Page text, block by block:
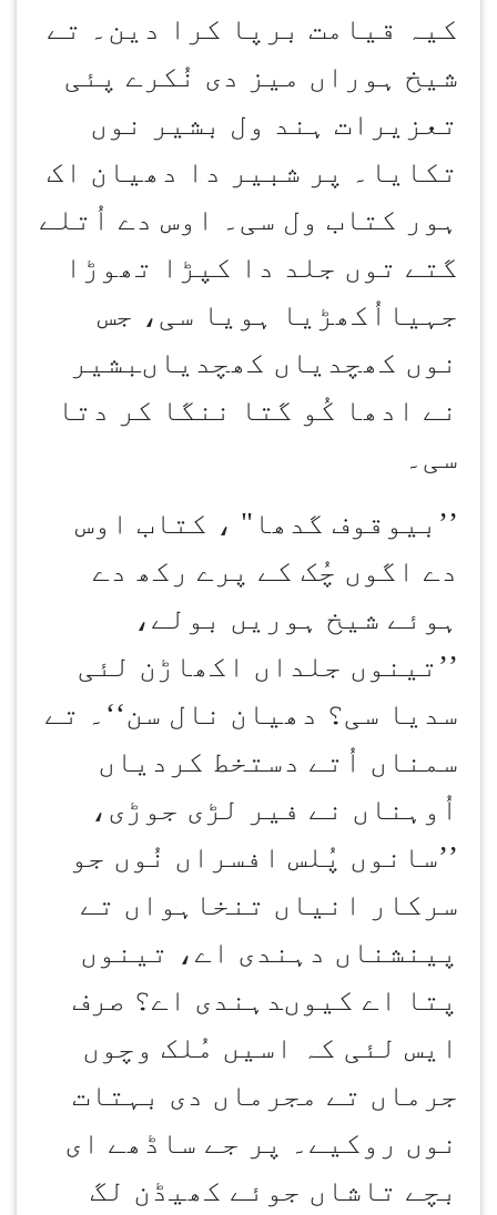
کیہ قیامت برپا کرا دین۔ تے
شیخ ہوراں میز دی نُکرے پئی
تعزیرات ہند ول بشیر نوں
تکایا۔ پر شبیر دا دھیان اک
ہور کتاب ول سی۔ اوس دے اُتلے
گتے توں جلد دا کپڑا تھوڑا
جہیااُکھڑیا ہویا سی، جس
نوں کھچدیاں کھچدیاںبشیر
نے ادھا کُو گتا ننگا کر دتا
سی۔
’’ بیوقوف گدھا" ، کتاب اوس
دے اگوں چُک کے پرے رکھ دے
ہوئے شیخ ہوریں بولے،
’’تینوں جلداں اکھاڑن لئی
سدیا سی؟ دھیان نال سن‘‘۔ تے
سمناں اُتے دستخط کردیاں
اُوہناں نے فیر لڑی جوڑی،
’’سانوں پُلس افسراں نُوں جو
سرکار انیاں تنخاہواں تے
پینشناں دہندی اے، تینوں
پتا اے کیوںدہندی اے؟ صرف
ایس لئی کہ اسیں مُلک وچوں
جرماں تے مجرماں دی بہتات
نوں روکیے۔ پر جے ساڈھے ای
بچے تاشاں جوئے کھیڈن لگ